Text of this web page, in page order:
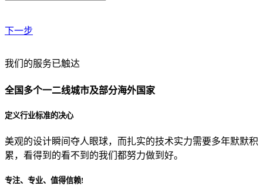
下一步
贵公司预算范围是？
贵公司的团队规模是？
目前主要的营销渠道是？
我们的服务已触达
全国多个一二线城市及部分海外国家
定义行业标准的决心
美观的设计瞬间夺人眼球，而扎实的技术实力需要多年默默积
累，看得到的看不到的我们都努力做到好。
专注、专业、值得信赖!